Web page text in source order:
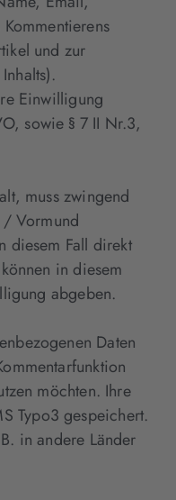
und zur
Einwilligung
sowie § 7 II Nr.3,
muss zwingend
Vormund
diesem Fall direkt
in diesem
abgeben.
Daten
möchten. Ihre
Typo3 gespeichert.
in andere Länder